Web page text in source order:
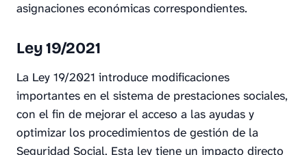
asignaciones económicas correspondientes.
Ley 19/2021
La Ley 19/2021 introduce modificaciones
importantes en el sistema de prestaciones sociales,
con el fin de mejorar el acceso a las ayudas y
optimizar los procedimientos de gestión de la
Seguridad Social. Esta ley tiene un impacto directo